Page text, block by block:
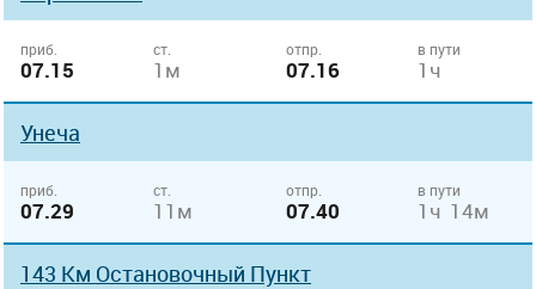
приб.
07.15
ст.
1м
отпр.
07.16
в пути
1ч
Унеча
приб.
07.29
ст.
11м
отпр.
07.40
в пути
1ч 14м
143 Км Остановочный Пункт